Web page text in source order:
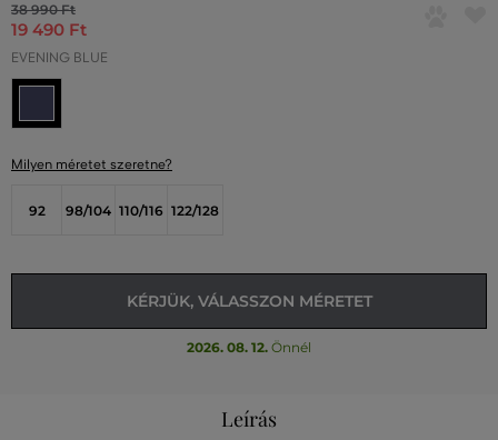
38 990 Ft
19 490 Ft
EVENING BLUE
Milyen méretet szeretne?
92 98/104 110/116 122/128
KÉRJÜK, VÁLASSZON MÉRETET
2026. 08. 12. Önnél
Leírás